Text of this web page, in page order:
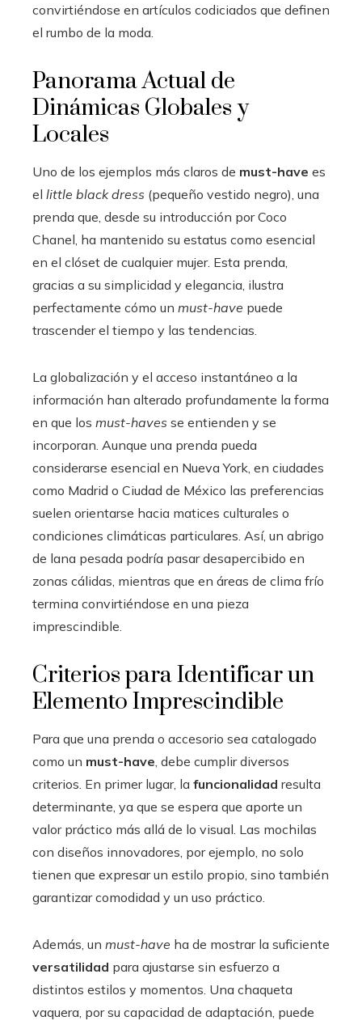
convirtiéndose en artículos codiciados que definen
el rumbo de la moda.
Panorama Actual de
Dinámicas Globales y
Locales
Uno de los ejemplos más claros de must-have es
el little black dress (pequeño vestido negro), una
prenda que, desde su introducción por Coco
Chanel, ha mantenido su estatus como esencial
en el clóset de cualquier mujer. Esta prenda,
gracias a su simplicidad y elegancia, ilustra
perfectamente cómo un must-have puede
trascender el tiempo y las tendencias.
La globalización y el acceso instantáneo a la
información han alterado profundamente la forma
en que los must-haves se entienden y se
incorporan. Aunque una prenda pueda
considerarse esencial en Nueva York, en ciudades
como Madrid o Ciudad de México las preferencias
suelen orientarse hacia matices culturales o
condiciones climáticas particulares. Así, un abrigo
de lana pesada podría pasar desapercibido en
zonas cálidas, mientras que en áreas de clima frío
termina convirtiéndose en una pieza
imprescindible.
Criterios para Identificar un
Elemento Imprescindible
Para que una prenda o accesorio sea catalogado
como un must-have , debe cumplir diversos
criterios. En primer lugar, la funcionalidad resulta
determinante, ya que se espera que aporte un
valor práctico más allá de lo visual. Las mochilas
con diseños innovadores, por ejemplo, no solo
tienen que expresar un estilo propio, sino también
garantizar comodidad y un uso práctico.
Además, un must-have ha de mostrar la suficiente
versatilidad para ajustarse sin esfuerzo a
distintos estilos y momentos. Una chaqueta
vaquera, por su capacidad de adaptación, puede